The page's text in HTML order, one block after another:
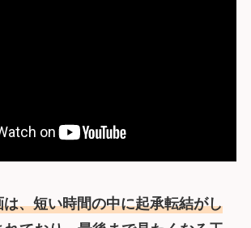
、短い時間の中に起承転結がし